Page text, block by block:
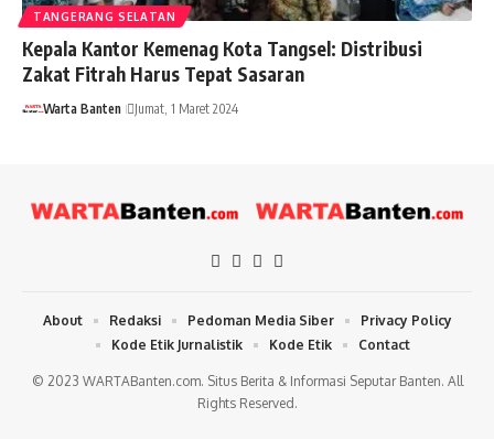
TANGERANG SELATAN
Kepala Kantor Kemenag Kota Tangsel: Distribusi
Zakat Fitrah Harus Tepat Sasaran
Warta Banten Jumat, 1 Maret 2024
© 2023 WARTABanten.com. Situs Berita & Informasi Seputar Banten. All
Rights Reserved.
About Redaksi Pedoman Media Siber
Privacy Policy
Kode Etik Jurnalistik
Kode Etik Contact